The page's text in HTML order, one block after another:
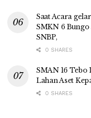
Saat Acara
SMKN 6
SNBP,
0 SHARES
SMAN 16 Tebo
Lahan Aset
0 SHARES